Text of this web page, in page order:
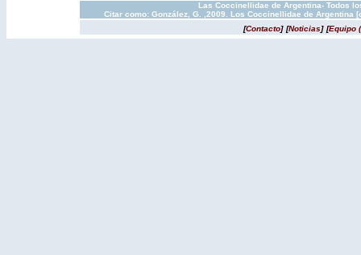
Las Coccinellidae de Argentina- Todos
Citar como: González, G. ,2009. Los Coccinellidae de
[Contacto] [Noticias] [Equipo